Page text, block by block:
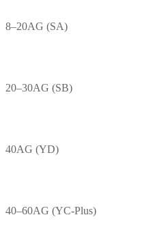
8–20AG (SA)
20–30AG (SB)
40AG (YD)
40–60AG (YC-Plus)